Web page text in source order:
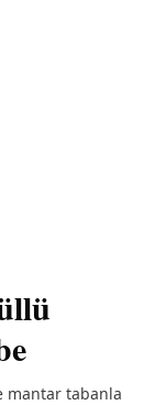
mantar tabanla